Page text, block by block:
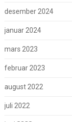
desember 2024
januar 2024
mars 2023
februar 2023
august 2022
juli 2022